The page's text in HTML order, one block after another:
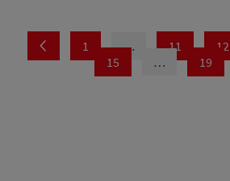
1 … 11 12
15
… 19